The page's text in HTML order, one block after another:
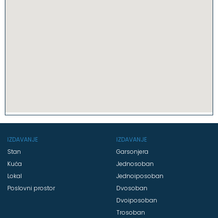
IZDAVANJE
Stan
Kuća
Lokal
Poslovni prostor
IZDAVANJE
Garsonjera
Jednosoban
Jednoiposoban
Dvosoban
Dvoiposoban
Trosoban